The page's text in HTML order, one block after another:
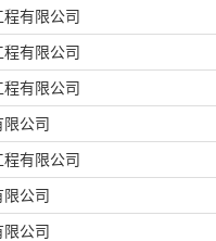
有限公司
有限公司
有限公司
公司
有限公司
公司
公司